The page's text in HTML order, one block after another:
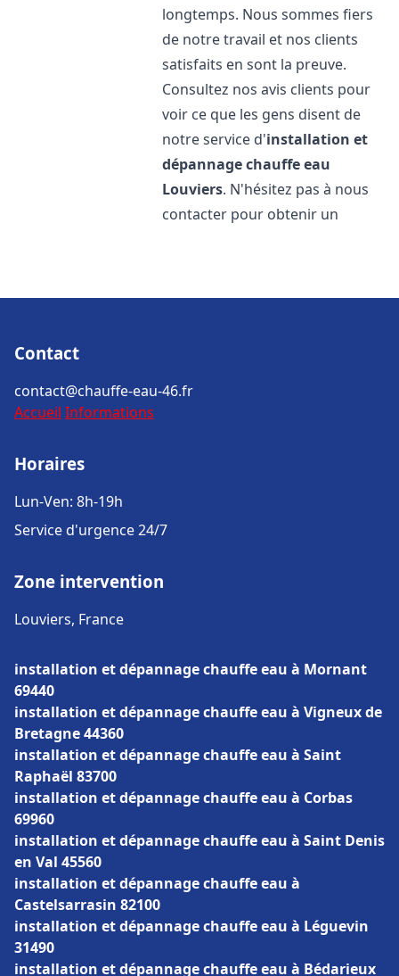
longtemps. Nous sommes fiers
de notre travail et nos clients
satisfaits en sont la preuve.
Consultez nos avis clients pour
voir ce que les gens disent de
notre service d'installation et
dépannage chauffe eau
Louviers. N'hésitez pas à nous
contacter pour obtenir un
Contact
contact@chauffe-eau-46.fr
Accueil Informations
Horaires
Lun-Ven: 8h-19h
Service d'urgence 24/7
Zone intervention
Louviers, France
installation et dépannage chauffe eau à Mornant
69440
installation et dépannage chauffe eau à Vigneux de
Bretagne 44360
installation et dépannage chauffe eau à Saint
Raphaël 83700
installation et dépannage chauffe eau à Corbas
69960
installation et dépannage chauffe eau à Saint Denis
en Val 45560
installation et dépannage chauffe eau à
Castelsarrasin 82100
installation et dépannage chauffe eau à Léguevin
31490
installation et dépannage chauffe eau à Bédarieux